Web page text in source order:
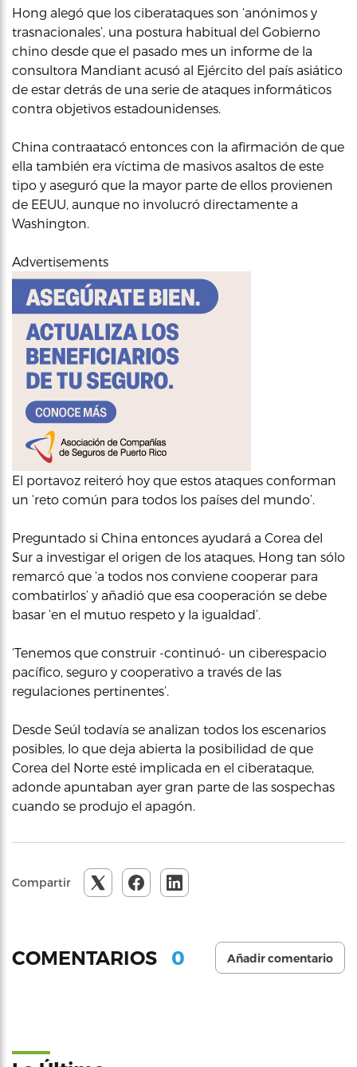
Hong alegó que los ciberataques son ‘anónimos y
trasnacionales’, una postura habitual del Gobierno
chino desde que el pasado mes un informe de la
consultora Mandiant acusó al Ejército del país asiático
de estar detrás de una serie de ataques informáticos
contra objetivos estadounidenses.
China contraatacó entonces con la afirmación de que
ella también era víctima de masivos asaltos de este
tipo y aseguró que la mayor parte de ellos provienen
de EEUU, aunque no involucró directamente a
Washington.
Advertisements
El portavoz reiteró hoy que estos ataques conforman
un ‘reto común para todos los países del mundo’.
Preguntado si China entonces ayudará a Corea del
Sur a investigar el origen de los ataques, Hong tan sólo
remarcó que ‘a todos nos conviene cooperar para
combatirlos’ y añadió que esa cooperación se debe
basar ‘en el mutuo respeto y la igualdad’.
‘Tenemos que construir -continuó- un ciberespacio
pacífico, seguro y cooperativo a través de las
regulaciones pertinentes’.
Desde Seúl todavía se analizan todos los escenarios
posibles, lo que deja abierta la posibilidad de que
Corea del Norte esté implicada en el ciberataque,
adonde apuntaban ayer gran parte de las sospechas
cuando se produjo el apagón.
Compartir
COMENTARIOS 0 Añadir comentario